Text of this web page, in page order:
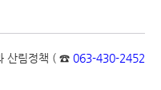
산림정책 ( ☎ 063-430-2452